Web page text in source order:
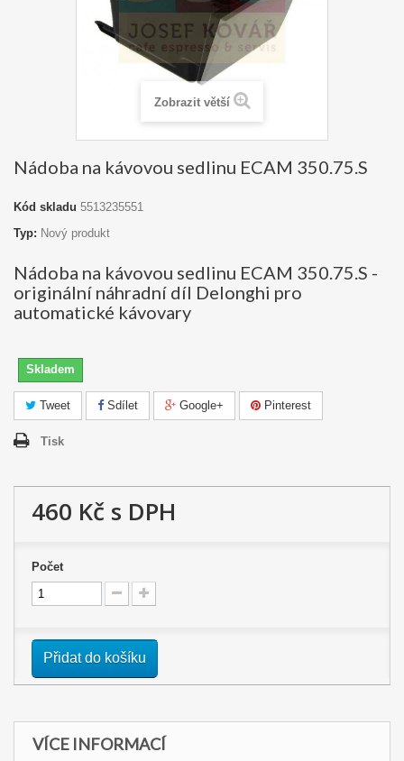
Zobrazit větší
Nádoba na kávovou sedlinu ECAM 350.75.S
Kód skladu 5513235551
Typ: Nový produkt
Nádoba na kávovou sedlinu ECAM 350.75.S -
originální náhradní díl Delonghi pro
automatické kávovary
Skladem
Tweet Sdílet Google+ Pinterest
Tisk
460 Kč s DPH
Počet
Přidat do košíku
VÍCE INFORMACÍ